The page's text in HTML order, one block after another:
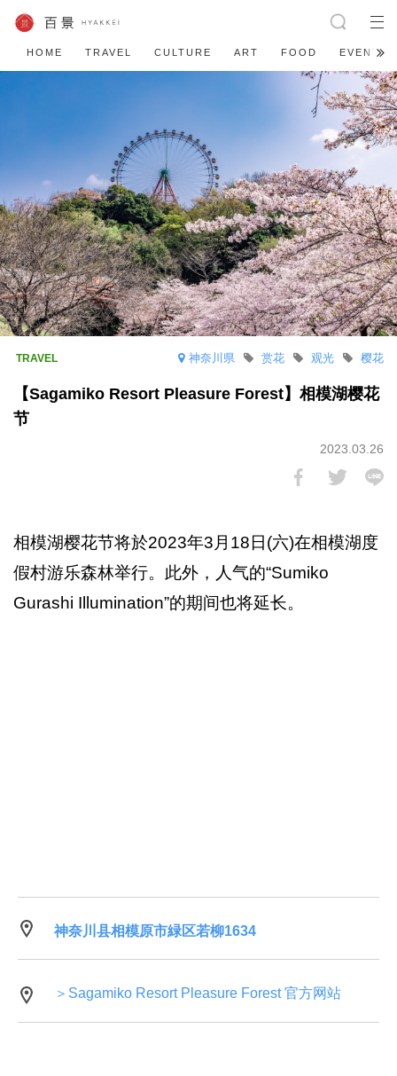
HOME TRAVEL CULTURE ART FOOD EVENT
神奈川県 樱花
观光
赏花
【Sagamiko Resort Pleasure Forest】相模湖樱花
节
2023.03.26
相模湖樱花节将於2023年3月18日(六)在相模湖度
假村游乐森林举行。此外，人气的“Sumiko
Gurashi Illumination”的期间也将延长。
神奈川县相模原市緑区若柳1634
＞Sagamiko Resort Pleasure Forest 官方网站